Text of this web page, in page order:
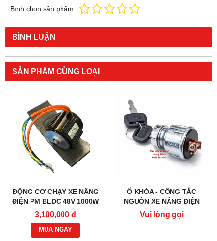
Bình chọn sản phẩm:
BÌNH LUẬN
SẢN PHẨM CÙNG LOẠI
ĐỘNG CƠ CHẠY XE NÂNG
ĐIỆN PM BLDC 48V 1000W
– HIỆU SUẤT CAO
3,100,000 đ
MUA NGAY
Ổ KHÓA - CÔNG TẮC
NGUỒN XE NÂNG ĐIỆN
JK404C-1
Vui lòng gọi